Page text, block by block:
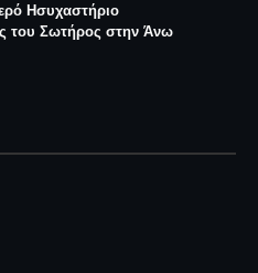
Ησυχαστήριο
του Σωτήρος στην Άνω